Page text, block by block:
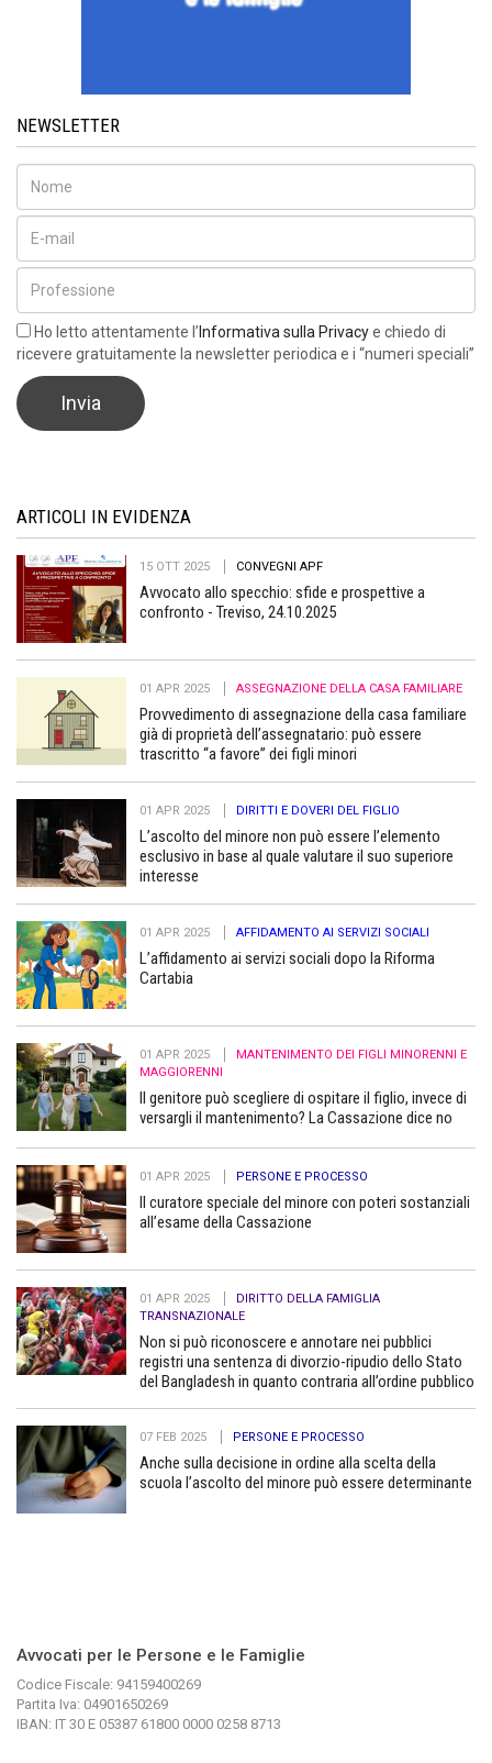
NEWSLETTER
Ho letto attentamente l’ Informativa sulla Privacye chiedo di
ricevere gratuitamente la newsletter periodica e i “numeri speciali”
ARTICOLI IN EVIDENZA
15 OTT 2025 CONVEGNI APF
Avvocato allo specchio: sfide e prospettive a
confronto - Treviso, 24.10.2025
01 APR 2025 ASSEGNAZIONE DELLA CASA FAMILIARE
Provvedimento di assegnazione della casa familiare
già di proprietà dell’assegnatario: può essere
trascritto “a favore” dei figli minori
01 APR 2025 DIRITTI E DOVERI DEL FIGLIO
L’ascolto del minore non può essere l’elemento
esclusivo in base al quale valutare il suo superiore
interesse
01 APR 2025 AFFIDAMENTO AI SERVIZI SOCIALI
L’affidamento ai servizi sociali dopo la Riforma
Cartabia
01 APR 2025
MANTENIMENTO DEI FIGLI MINORENNI E
MAGGIORENNI
Il genitore può scegliere di ospitare il figlio, invece di
versargli il mantenimento? La Cassazione dice no
01 APR 2025 PERSONE E PROCESSO
Il curatore speciale del minore con poteri sostanziali
all’esame della Cassazione
01 APR 2025
DIRITTO DELLA FAMIGLIA
TRANSNAZIONALE
Non si può riconoscere e annotare nei pubblici
registri una sentenza di divorzio-ripudio dello Stato
del Bangladesh in quanto contraria all’ordine pubblico
07 FEB 2025 PERSONE E PROCESSO
Anche sulla decisione in ordine alla scelta della
scuola l’ascolto del minore può essere determinante
Avvocati per le Persone e le Famiglie
Codice Fiscale: 94159400269
Partita Iva: 04901650269
IBAN: IT 30 E 05387 61800 0000 0258 8713